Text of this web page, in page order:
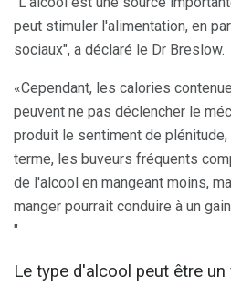
peut stimuler l'alimentation, en
sociaux", a déclaré le Dr Breslow.
«Cependant, les calories
peuvent ne pas déclencher le
produit le sentiment de
terme, les buveurs fréquents
de l'alcool en mangeant moins,
manger pourrait conduire à un
"
Le type d'alcool peut être